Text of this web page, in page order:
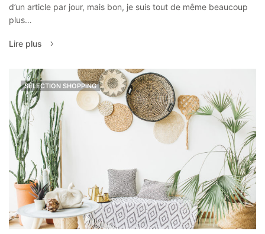
d’un article par jour, mais bon, je suis tout de même beaucoup
plus…
Lire plus
SÉLECTION SHOPPING